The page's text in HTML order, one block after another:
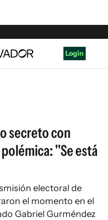
Login
secreto con
"Se está
electoral de
el momento en el
Gabriel Gurméndez